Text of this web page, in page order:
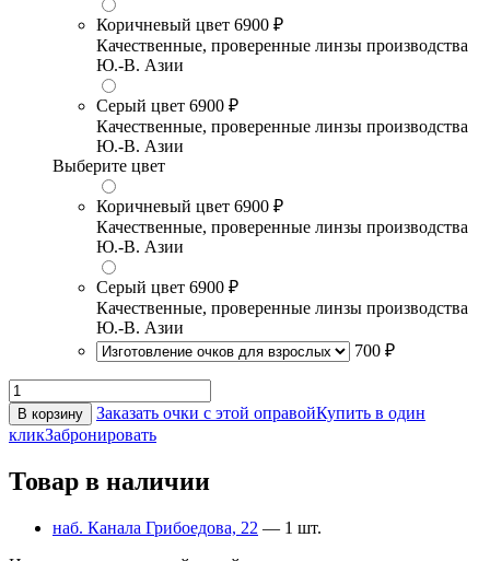
Коричневый цвет 6900 ₽
Качественные, проверенные линзы производства
Ю.-В. Азии
Серый цвет 6900 ₽
Качественные, проверенные линзы производства
Ю.-В. Азии
Выберите цвет
Коричневый цвет 6900 ₽
Качественные, проверенные линзы производства
Ю.-В. Азии
Серый цвет 6900 ₽
Качественные, проверенные линзы производства
Ю.-В. Азии
700 ₽
В корзину Заказать очки с этой оправойКупить в один
кликЗабронировать
Товар в наличии
наб. Канала Грибоедова, 22 — 1 шт.